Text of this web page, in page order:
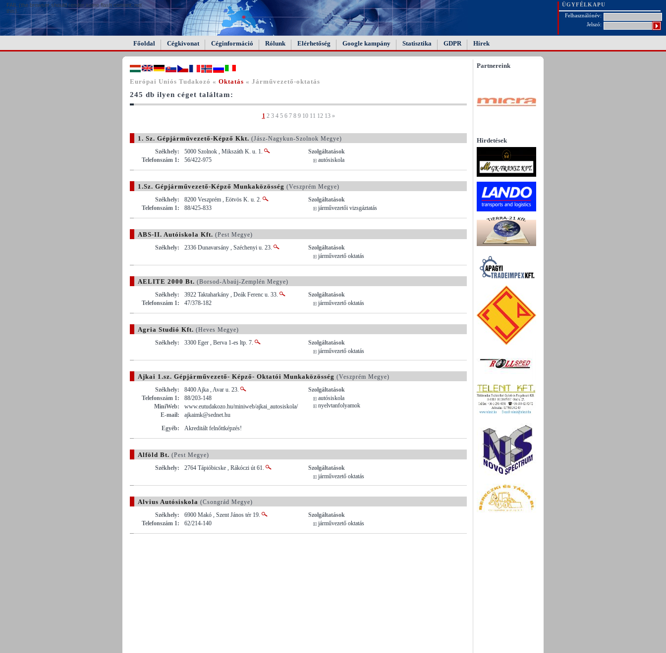
FAIL (the browser should render some flash content, not
this).
ÜGYFÉLKAPU
Felhasználónév:
Jelszó:
Főoldal Cégkivonat Céginformáció Rólunk Elérhetőség Google kampány Statisztika GDPR Hírek
Európai Uniós Tudakozó « Oktatás « Járművezető-oktatás
245 db ilyen céget találtam:
1 2 3 4 5 6 7 8 9 10 11 12 13 »
1. Sz. Gépjárművezető-Képző Kkt. (Jász-Nagykun-Szolnok Megye)
Székhely:
5000 Szolnok , Mikszáth K. u. 1.
Telefonszám 1:
56/422-975
Szolgáltatások
autósiskola
1.Sz. Gépjárművezető-Képző Munkaközösség (Veszprém Megye)
Székhely:
8200 Veszprém , Eötvös K. u. 2.
Telefonszám 1:
88/425-833
Szolgáltatások
járművezetői vizsgáztatás
ABS-II. Autóiskola Kft. (Pest Megye)
Székhely:
2336 Dunavarsány , Széchenyi u. 23.
Szolgáltatások
járművezető oktatás
AELITE 2000 Bt. (Borsod-Abaúj-Zemplén Megye)
Székhely:
3922 Taktaharkány , Deák Ferenc u. 33.
Telefonszám 1:
47/378-182
Szolgáltatások
járművezető oktatás
Agria Studió Kft. (Heves Megye)
Székhely:
3300 Eger , Berva 1-es ltp. 7.
Szolgáltatások
járművezető oktatás
Ajkai 1.sz. Gépjárművezető- Képző- Oktatói Munkaközösség (Veszprém Megye)
Székhely:
8400 Ajka , Avar u. 23.
Telefonszám 1:
88/203-148
MiniWeb:
www.eutudakozo.hu/miniweb/ajkai_autosiskola/
E-mail:
ajkaimk@sednet.hu
Egyéb:
Akreditált felnőttképzés!
Szolgáltatások
autósiskola
nyelvtanfolyamok
Alföld Bt. (Pest Megye)
Székhely:
2764 Tápióbicske , Rákóczi út 61.
Szolgáltatások
járművezető oktatás
Alvius Autósiskola (Csongrád Megye)
Székhely:
6900 Makó , Szent János tér 19.
Telefonszám 1:
62/214-140
Szolgáltatások
járművezető oktatás
Partnereink
Hirdetések